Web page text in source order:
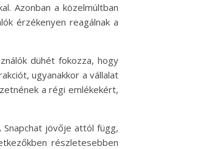
Azonban a közelmúltban
érzékenyen reagálnak a
dühét fokozza, hogy
ugyanakkor a vállalat
a régi emlékekért,
Snapchat jövője attól függ,
részletesebben